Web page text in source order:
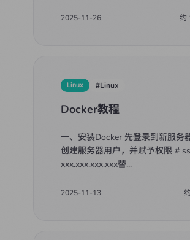
2025-11-26 约
Linux #Linux
Docker教程
一、安装Docker 先登录到新服务
创建服务器用户，并赋予权限 #
xxx.xxx.xxx.xxx替...
2025-11-13 约